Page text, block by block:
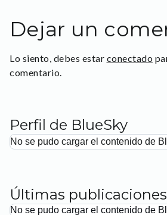
Dejar un
Lo siento, debes estar conectado
comentario.
Perfil de BlueSky
No se pudo cargar el contenido de
Últimas
No se pudo cargar el contenido de